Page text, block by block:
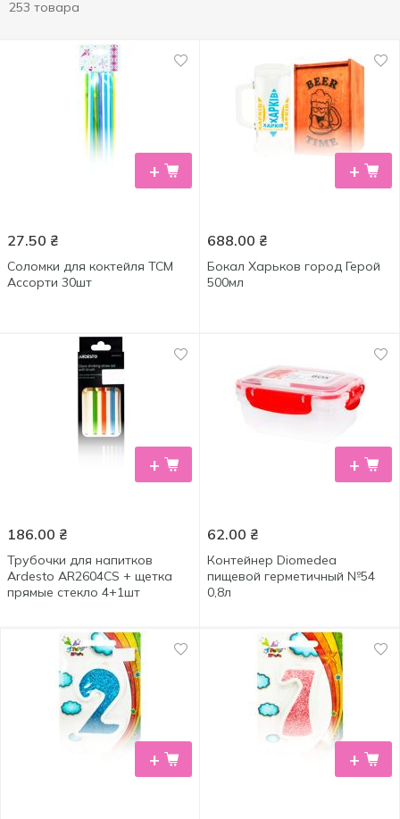
253 товара
+
27.50 ₴
Соломки для коктейля ТСМ
Ассорти 30шт
+
688.00 ₴
Бокал Харьков город Герой
500мл
+
186.00 ₴
Трубочки для напитков
Ardesto AR2604CS + щетка
прямые стекло 4+1шт
+
62.00 ₴
Контейнер Diomedea
пищевой герметичный №54
0,8л
+ +